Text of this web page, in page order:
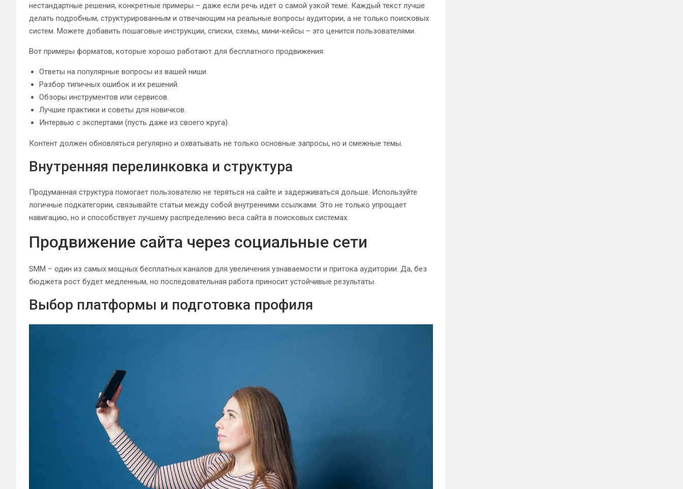
нестандартные решения, конкретные примеры – даже если речь идет о самой узкой теме. Каждый текст лучше
делать подробным, структурированным и отвечающим на реальные вопросы аудитории, а не только поисковых
систем. Можете добавить пошаговые инструкции, списки, схемы, мини-кейсы – это ценится пользователями.
Вот примеры форматов, которые хорошо работают для бесплатного продвижения:
Ответы на популярные вопросы из вашей ниши.
Разбор типичных ошибок и их решений.
Обзоры инструментов или сервисов.
Лучшие практики и советы для новичков.
Интервью с экспертами (пусть даже из своего круга).
Контент должен обновляться регулярно и охватывать не только основные запросы, но и смежные темы.
Внутренняя перелинковка и структура
Продуманная структура помогает пользователю не теряться на сайте и задерживаться дольше. Используйте
логичные подкатегории, связывайте статьи между собой внутренними ссылками. Это не только упрощает
навигацию, но и способствует лучшему распределению веса сайта в поисковых системах.
Продвижение сайта через социальные сети
SMM – один из самых мощных бесплатных каналов для увеличения узнаваемости и притока аудитории. Да, без
бюджета рост будет медленным, но последовательная работа приносит устойчивые результаты.
Выбор платформы и подготовка профиля